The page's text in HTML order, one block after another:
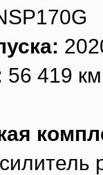
56 419 км